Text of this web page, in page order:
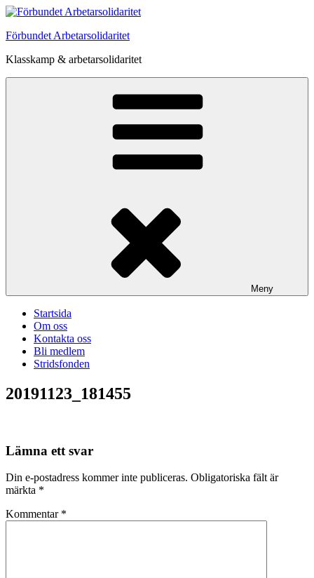
Hoppa
innehåll
Förbundet Arbetarsolidaritet
Klasskamp & arbetarsolidaritet
Meny
Startsida
Om oss
Kontakta oss
Bli medlem
Stridsfonden
20191123_181455
Lämna ett svar
Din e-postadress kommer inte publiceras. Obligatoriska fält är
märkta *
Kommentar *